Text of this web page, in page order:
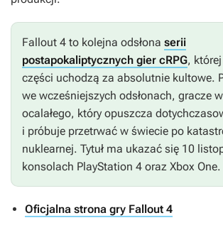
Fallout 4 to kolejna odsłona serii
postapokaliptycznych gier cRPG,
części uchodzą za absolutnie kultowe.
we wcześniejszych odsłonach, gracze
ocalałego, który opuszcza
i próbuje przetrwać w świecie po
nuklearnej. Tytuł ma ukazać się 10
konsolach PlayStation 4 oraz Xbox One.
Oficjalna strona gry Fallout 4